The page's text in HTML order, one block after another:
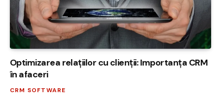
Optimizarea relațiilor cu clienții: Importanța CRM
în afaceri
CRM SOFTWARE